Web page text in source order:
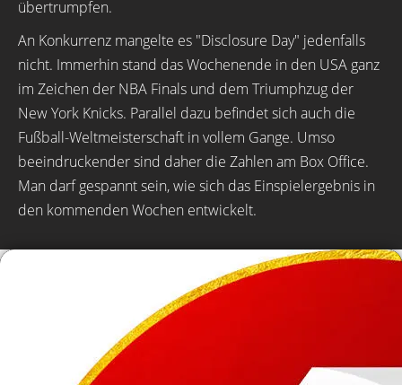
übertrumpfen.
An Konkurrenz mangelte es "Disclosure Day" jedenfalls
nicht. Immerhin stand das Wochenende in den USA ganz
im Zeichen der NBA Finals und dem Triumphzug der
New York Knicks. Parallel dazu befindet sich auch die
Fußball-Weltmeisterschaft in vollem Gange. Umso
beeindruckender sind daher die Zahlen am Box Office.
Man darf gespannt sein, wie sich das Einspielergebnis in
den kommenden Wochen entwickelt.